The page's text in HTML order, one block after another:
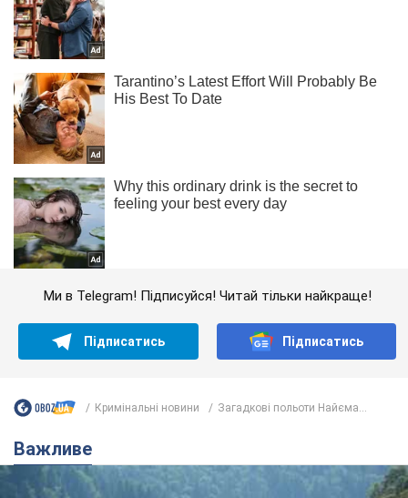
Ми в Telegram! Підписуйся! Читай тільки найкраще!
Підписатись Підписатись
Кримінальні новини Загадкові польоти Найєма...
Важливе